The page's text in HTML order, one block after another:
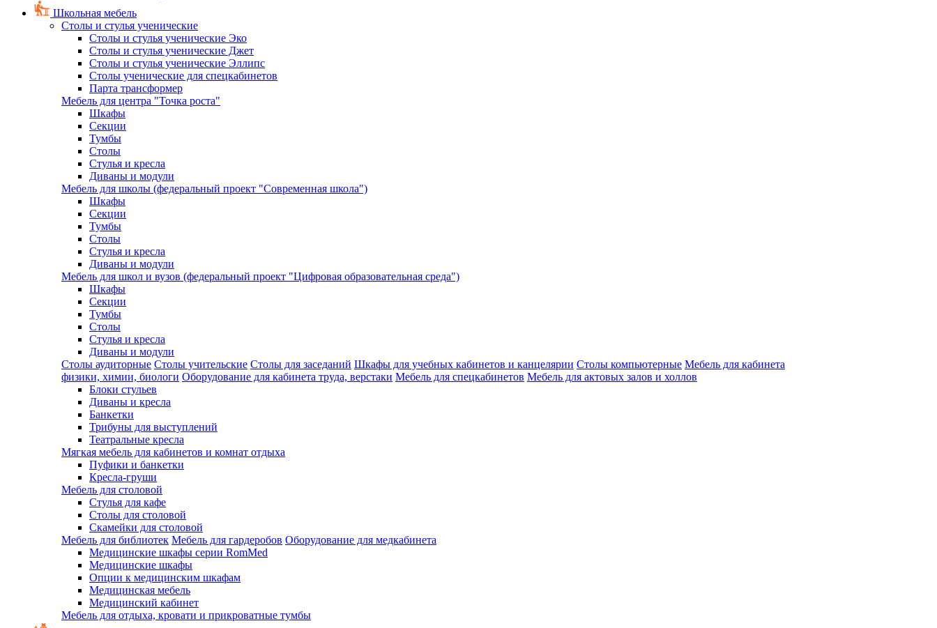
Школьная мебель
Столы и стулья ученические
Столы и стулья ученические Эко
Столы и стулья ученические Джет
Столы и стулья ученические Эллипс
Столы ученические для спецкабинетов
Парта трансформер
Мебель для центра "Точка роста"
Шкафы
Секции
Тумбы
Столы
Стулья и кресла
Диваны и модули
Мебель для школы (федеральный проект "Современная школа")
Шкафы
Секции
Тумбы
Столы
Стулья и кресла
Диваны и модули
Мебель для школ и вузов (федеральный проект "Цифровая образовательная среда")
Шкафы
Секции
Тумбы
Столы
Стулья и кресла
Диваны и модули
Столы аудиторные Столы учительские Столы для заседаний Шкафы для учебных кабинетов и канцелярии Столы компьютерные Мебель для кабинета
физики, химии, биологи Оборудование для кабинета труда, верстаки Мебель для спецкабинетов Мебель для актовых залов и холлов
Блоки стульев
Диваны и кресла
Банкетки
Трибуны для выступлений
Театральные кресла
Мягкая мебель для кабинетов и комнат отдыха
Пуфики и банкетки
Кресла-груши
Мебель для столовой
Cтулья для кафе
Cтолы для столовой
Скамейки для столовой
Мебель для библиотек Мебель для гардеробов Оборудование для медкабинета
Медицинские шкафы серии RomMed
Медицинские шкафы
Опции к медицинским шкафам
Медицинская мебель
Медицинский кабинет
Мебель для отдыха, кровати и прикроватные тумбы